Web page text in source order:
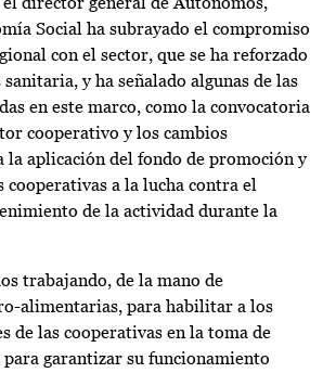
Social ha subrayado el compromiso
con el sector, que se ha reforzado
y ha señalado algunas de las
en este marco, como la convocatoria
cooperativo y los cambios
la aplicación del fondo de promoción y
cooperativas a la lucha contra el
de la actividad durante la
trabajando, de la mano de
alimentarias, para habilitar a los
de las cooperativas en la toma de
para garantizar su funcionamiento